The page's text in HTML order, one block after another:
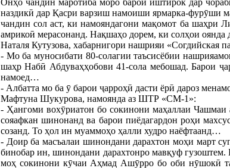
наздикӣ дар Қасри варзиш намоиши ярмарка-фурӯши
чандин сол аст, ки намояндагони мақомот ба шаҳри
амрикоӣ мерасонанд. Нақшаҳо дорем, ки солҳои оянда
Наталя Кутузова, хабарнигори нашрияи «Согдийская
- Мо ба муносибати 80-солагии таъсисёбии
шаҳр Набӣ Абдуваҳҳобови 41-сола мебошад. Барои
намоед…
- Албатта мо ба ӯ барои ҷарроҳӣ дасти ёрӣ дароз
Мафтуна Шукурова, намоянда аз ШТР «СМ-1»:
- Ҳангоми вохӯриатон бо сокинони маҳаллаи Чашмаи
сояафкан шинонанд ва барои пиёдагардон роҳи
созанд. То ҳол ин муаммоҳо ҳалли худро наёфтаанд…
- Доир ба масъалаи шинондани дарахтон моҳи март
бинобар ин, шинондани дарахтонро мавқуф
моҳ сокинони кӯчаи Аҳмад Ашӯрро бо оби нӯшокӣ